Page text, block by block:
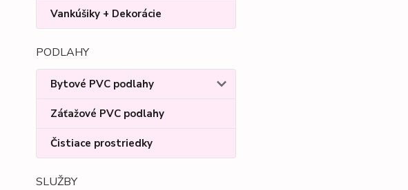
Vankúšiky + Dekorácie
PODLAHY
Bytové PVC podlahy
Záťažové PVC podlahy
Čistiace prostriedky
SLUŽBY